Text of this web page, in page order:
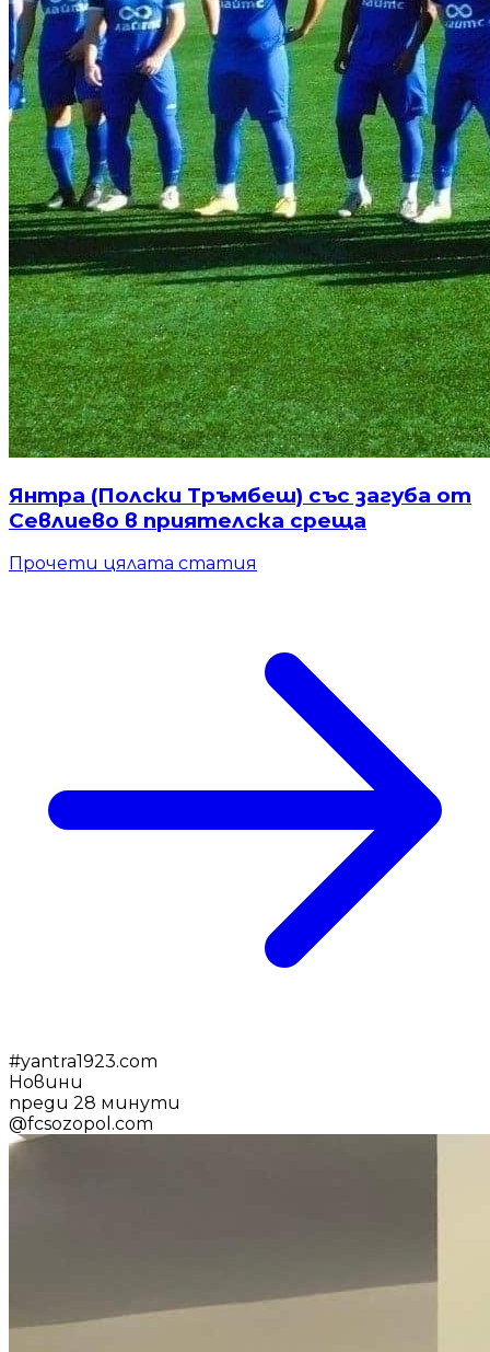
Янтра (Полски Тръмбеш) със загуба от
Севлиево в приятелска среща
Прочети цялата статия
#yantra1923.com
Новини
преди 28 минути
@fcsozopol.com